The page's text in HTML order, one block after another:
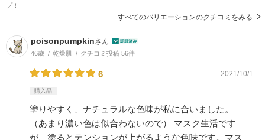
プ！
すべてのバリエーションのクチコミをみる
poisonpumpkinさん
46歳 乾燥肌 クチコミ投稿 56件
6 2021/10/1
購入品
塗りやすく、ナチュラルな色味が私に合いました。
（あまり濃い色は似合わないので） マスク生活です
が、塗るとテンションが上がるような色味です。マス